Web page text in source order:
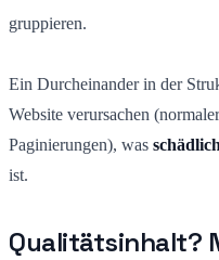
gruppieren.
Ein Durcheinander in der
Website verursachen
Paginierungen), was
ist.
Qualitätsinhalt?